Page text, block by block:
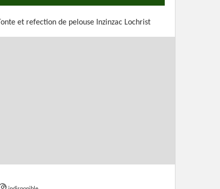
Tonte et refection de pelouse Inzinzac Lochrist